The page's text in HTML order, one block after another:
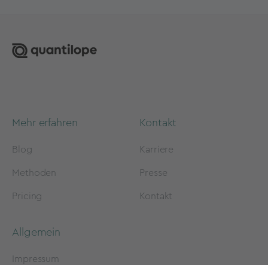
Mehr erfahren
Blog
Methoden
Pricing
Kontakt
Karriere
Presse
Kontakt
Allgemein
Impressum